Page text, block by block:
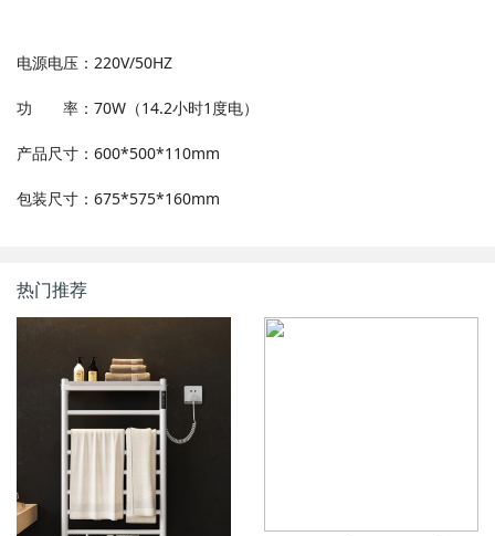
电源电压：220V/50HZ
功 率：70W（14.2小时1度电）
产品尺寸：600*500*110mm
包装尺寸：675*575*160mm
热门推荐